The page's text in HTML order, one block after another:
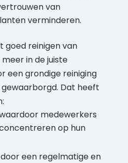
van
verminderen.
goed reinigen van
in de juiste
een grondige reiniging
Dat heeft
medewerkers
op hun
een regelmatige en